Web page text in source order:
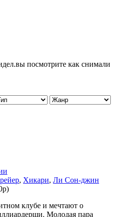
посмотрите как снимали
, Хикари, Ли Сон-джин
клубе и мечтают о
Молодая пара